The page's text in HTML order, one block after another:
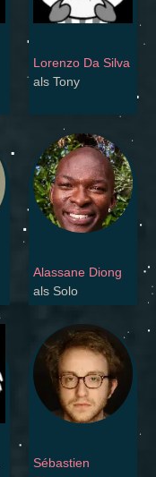
Lorenzo Da Silva
als Tony
Alassane Diong
als Solo
Sébastien